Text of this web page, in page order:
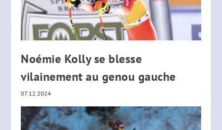
Noémie Kolly se blesse
vilainement au genou gauche
07.12.2024